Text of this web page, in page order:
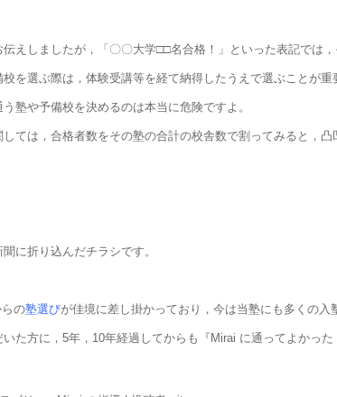
えしましたが，「〇〇大学□□名合格！」といった表記では
を選ぶ際は，体験受講等を経て納得したうえで選ぶことが重
塾や予備校を決めるのは本当に危険ですよ。
ては，合格者数をその塾の合計の校舎数で割ってみると，
に折り込んだチラシです。
の塾選びが佳境に差し掛かっており，今は当塾にも多くの入
た方に，5年，10年経過してからも『Mirai に通ってよかっ